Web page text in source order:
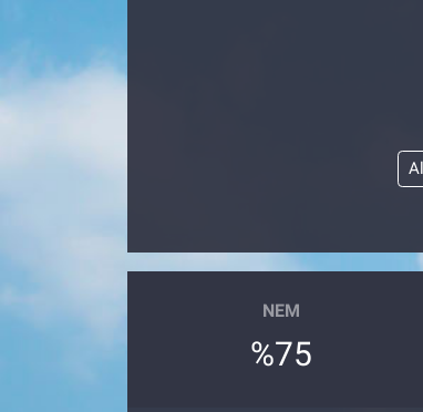
NEM
%75